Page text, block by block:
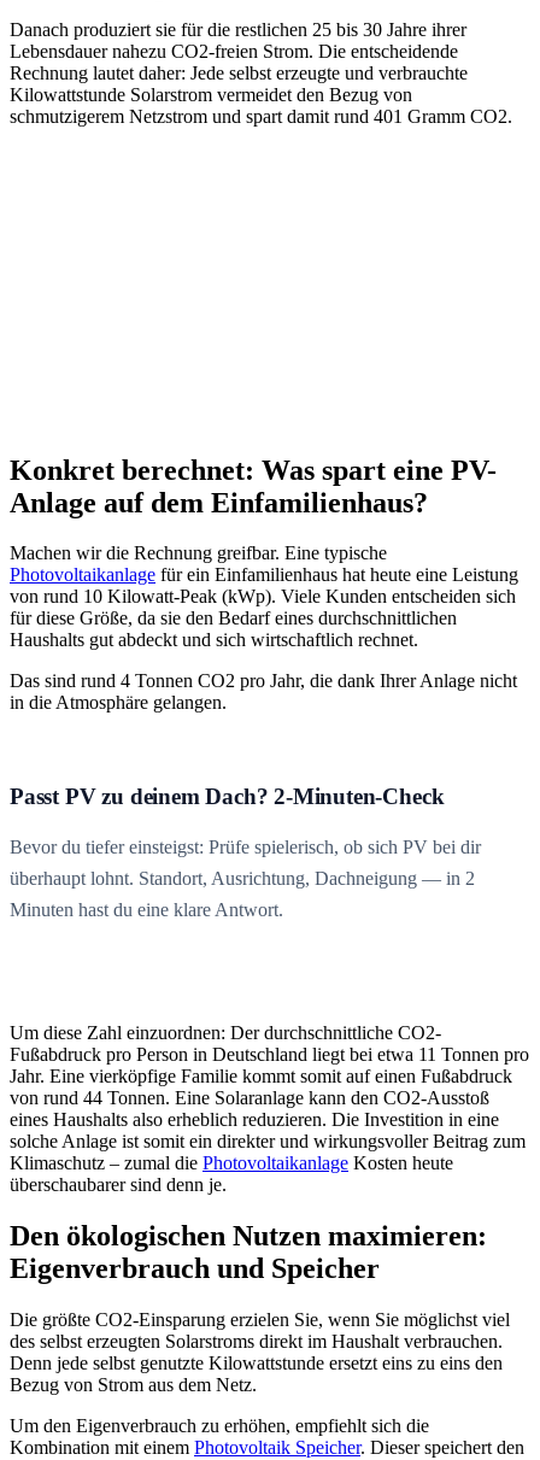
Danach produziert sie für die restlichen 25 bis 30 Jahre ihrer
Lebensdauer nahezu CO2-freien Strom. Die entscheidende
Rechnung lautet daher: Jede selbst erzeugte und verbrauchte
Kilowattstunde Solarstrom vermeidet den Bezug von
schmutzigerem Netzstrom und spart damit rund 401 Gramm CO2.
Konkret berechnet: Was spart eine PV-
Anlage auf dem Einfamilienhaus?
Machen wir die Rechnung greifbar. Eine typische
Photovoltaikanlage für ein Einfamilienhaus hat heute eine Leistung
von rund 10 Kilowatt-Peak (kWp). Viele Kunden entscheiden sich
für diese Größe, da sie den Bedarf eines durchschnittlichen
Haushalts gut abdeckt und sich wirtschaftlich rechnet.
Das sind rund 4 Tonnen CO2 pro Jahr, die dank Ihrer Anlage nicht
in die Atmosphäre gelangen.
Passt PV zu deinem Dach? 2-Minuten-Check
Bevor du tiefer einsteigst: Prüfe spielerisch, ob sich PV bei dir
überhaupt lohnt. Standort, Ausrichtung, Dachneigung — in 2
Minuten hast du eine klare Antwort.
Um diese Zahl einzuordnen: Der durchschnittliche CO2-
Fußabdruck pro Person in Deutschland liegt bei etwa 11 Tonnen pro
Jahr. Eine vierköpfige Familie kommt somit auf einen Fußabdruck
von rund 44 Tonnen. Eine Solaranlage kann den CO2-Ausstoß
eines Haushalts also erheblich reduzieren. Die Investition in eine
solche Anlage ist somit ein direkter und wirkungsvoller Beitrag zum
Klimaschutz – zumal die Photovoltaikanlage Kosten heute
überschaubarer sind denn je.
Den ökologischen Nutzen maximieren:
Eigenverbrauch und Speicher
Die größte CO2-Einsparung erzielen Sie, wenn Sie möglichst viel
des selbst erzeugten Solarstroms direkt im Haushalt verbrauchen.
Denn jede selbst genutzte Kilowattstunde ersetzt eins zu eins den
Bezug von Strom aus dem Netz.
Um den Eigenverbrauch zu erhöhen, empfiehlt sich die
Kombination mit einem Photovoltaik Speicher. Dieser speichert den